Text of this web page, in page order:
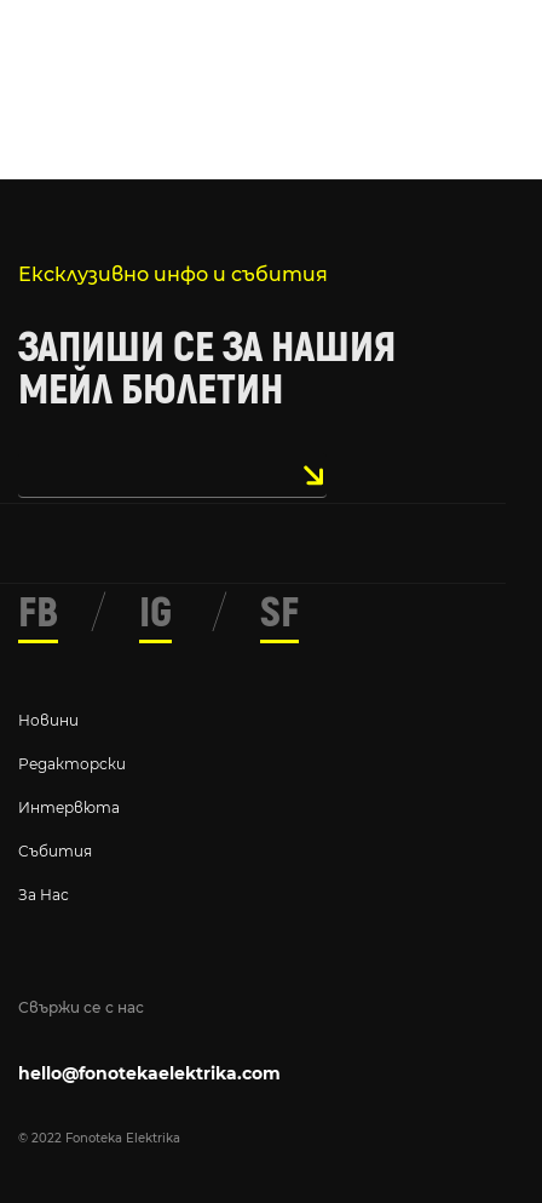
Ексклузивно инфо и събития
ЗАПИШИ СЕ ЗА НАШИЯ
МЕЙЛ БЮЛЕТИН
Свържи се с нас
hello@fonotekaelektrika.com
© 2022 Fonoteka Elektrika
Новини
Редакторски
Интервюта
Събития
За Нас
FB / IG / SF